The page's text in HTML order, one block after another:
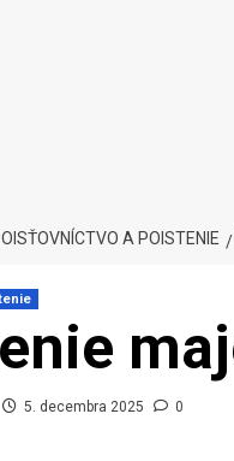
A POISTENIE
5. decembra 2025 0